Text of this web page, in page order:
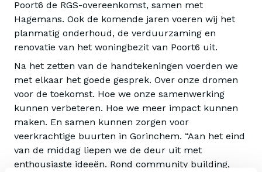
Poort6 de RGS-overeenkomst, samen met
Hagemans. Ook de komende jaren voeren wij het
planmatig onderhoud, de verduurzaming en
renovatie van het woningbezit van Poort6 uit.
Na het zetten van de handtekeningen voerden we
met elkaar het goede gesprek. Over onze dromen
voor de toekomst. Hoe we onze samenwerking
kunnen verbeteren. Hoe we meer impact kunnen
maken. En samen kunnen zorgen voor
veerkrachtige buurten in Gorinchem. “Aan het eind
van de middag liepen we de deur uit met
enthousiaste ideeën. Rond community building,